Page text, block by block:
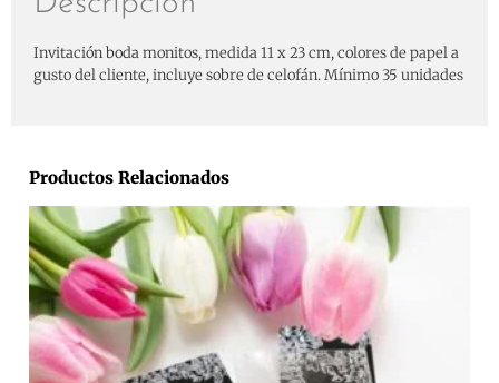
Invitación boda monitos, medida 11 x 23 cm, colores de papel a
gusto del cliente, incluye sobre de celofán. Mínimo 35 unidades
Productos Relacionados